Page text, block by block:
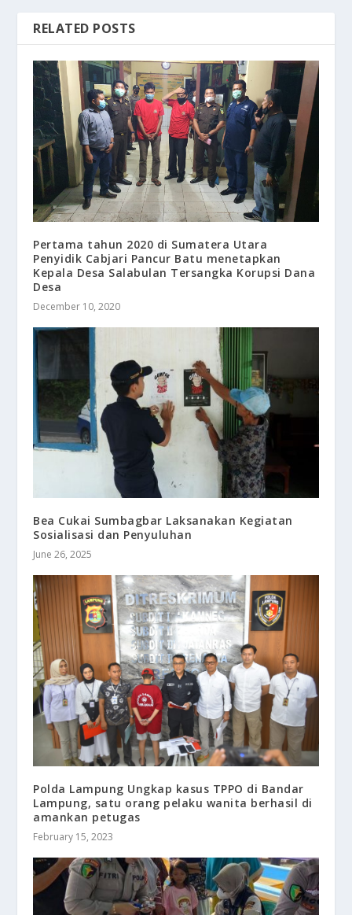
RELATED POSTS
Pertama tahun 2020 di Sumatera Utara
Penyidik Cabjari Pancur Batu menetapkan
Kepala Desa Salabulan Tersangka Korupsi Dana
Desa
December 10, 2020
Bea Cukai Sumbagbar Laksanakan Kegiatan
Sosialisasi dan Penyuluhan
June 26, 2025
Polda Lampung Ungkap kasus TPPO di Bandar
Lampung, satu orang pelaku wanita berhasil di
amankan petugas
February 15, 2023